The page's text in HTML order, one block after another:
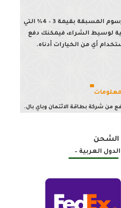
في موقع Buyee, لا حاجة لدفع الرسوم المسبقة بقيمة 3 – 4% التي
لوسيط الشراء، فيمكنك دفع
أي من الخيارات أدناه.
شركة بطاقة الائتمان وباي بال.
الشحن
العربية –